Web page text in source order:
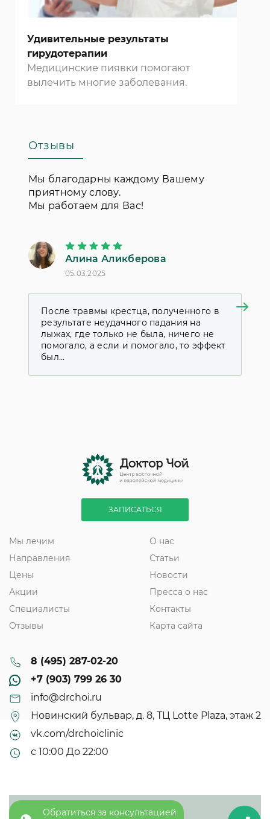
Удивительные результаты
гирудотерапии
Медицинские пиявки помогают
вылечить многие заболевания.
Отзывы
Мы благодарны каждому Вашему
приятному слову.
Мы работаем для Вас!
Алина Аликберова
05.03.2025
После травмы крестца, полученного в
результате неудачного падания на
лыжах, где только не была, ничего не
помогало, а если и помогало, то эффект
был...
ЗАПИСАТЬСЯ
Мы лечим
Направления
Цены
Акции
Специалисты
Отзывы
О нас
Статьи
Новости
Пресса о нас
Контакты
Карта сайта
8 (495) 287-02-20
+7 (903) 799 26 30
info@drchoi.ru
Новинский бульвар, д. 8, ТЦ Lotte Plaza, этаж 2
vk.com/drchoiclinic
с 10:00 До 22:00
© 2013 - 2025
Обратиться за консультацией